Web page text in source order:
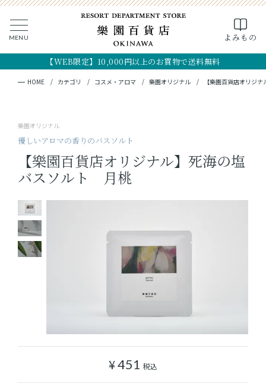
MENU よみもの
【WEB限定】10,000円以上のお買物で送料無料
CLOSE
検索
キーワード検索
MY PAGE CART
全ての商品
フード
クラフト
つくり手
HOME カテゴリ コスメ・アロマ 樂園オリジナル 【樂園百貨店オリジ
樂園オリジナル
優しいアロマの香りのバスソルト
【樂園百貨店オリジナル】死海の塩
バスソルト 月桃
¥451 税込